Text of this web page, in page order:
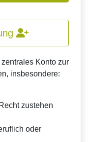
Konto zur
insbesondere:
zustehen
oder